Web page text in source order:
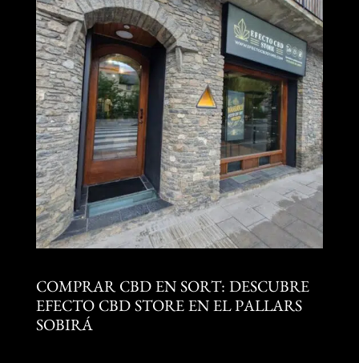
COMPRAR CBD EN SORT: DESCUBRE
EFECTO CBD STORE EN EL PALLARS
SOBIRÁ